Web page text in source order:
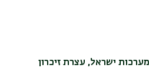
מערכות ישראל, עצרת זיכרון